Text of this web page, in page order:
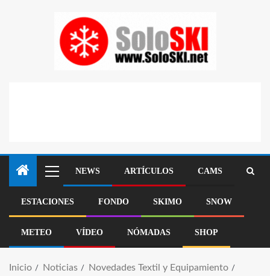
NEWS ARTÍCULOS CAMS
ESTACIONES FONDO SKIMO SNOW
METEO VÍDEO NÓMADAS SHOP
Inicio Noticias
Novedades Textil y Equipamiento